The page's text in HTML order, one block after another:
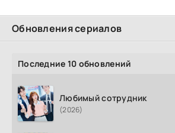
Обновления сериалов
Последние 10 обновлений
Любимый сотрудник
(2026)